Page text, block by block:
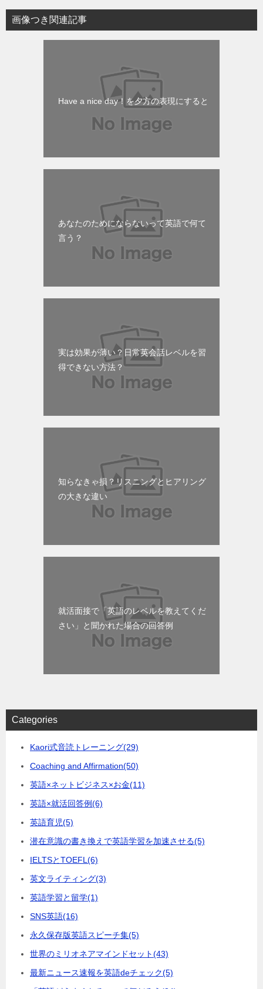
画像つき関連記事
Have a nice day！を夕方の表現にすると
あなたのためにならないって英語で何て
言う？
実は効果が薄い？日常英会話レベルを習
得できない方法？
知らなきゃ損？リスニングとヒアリング
の大きな違い
就活面接で「英語のレベルを教えてくだ
さい」と聞かれた場合の回答例
Categories
Kaori式音読トレーニング(29)
Coaching and Affirmation(50)
英語×ネットビジネス×お金(11)
英語×就活回答例(6)
英語育児(5)
潜在意識の書き換えで英語学習を加速させる(5)
IELTSとTOEFL (6)
英文ライティング(3)
英語学習と留学(1)
SNS英語(16)
永久保存版英語スピーチ集(5)
世界のミリオネアマインドセット(43)
最新ニュース速報を英語deチェック(5)